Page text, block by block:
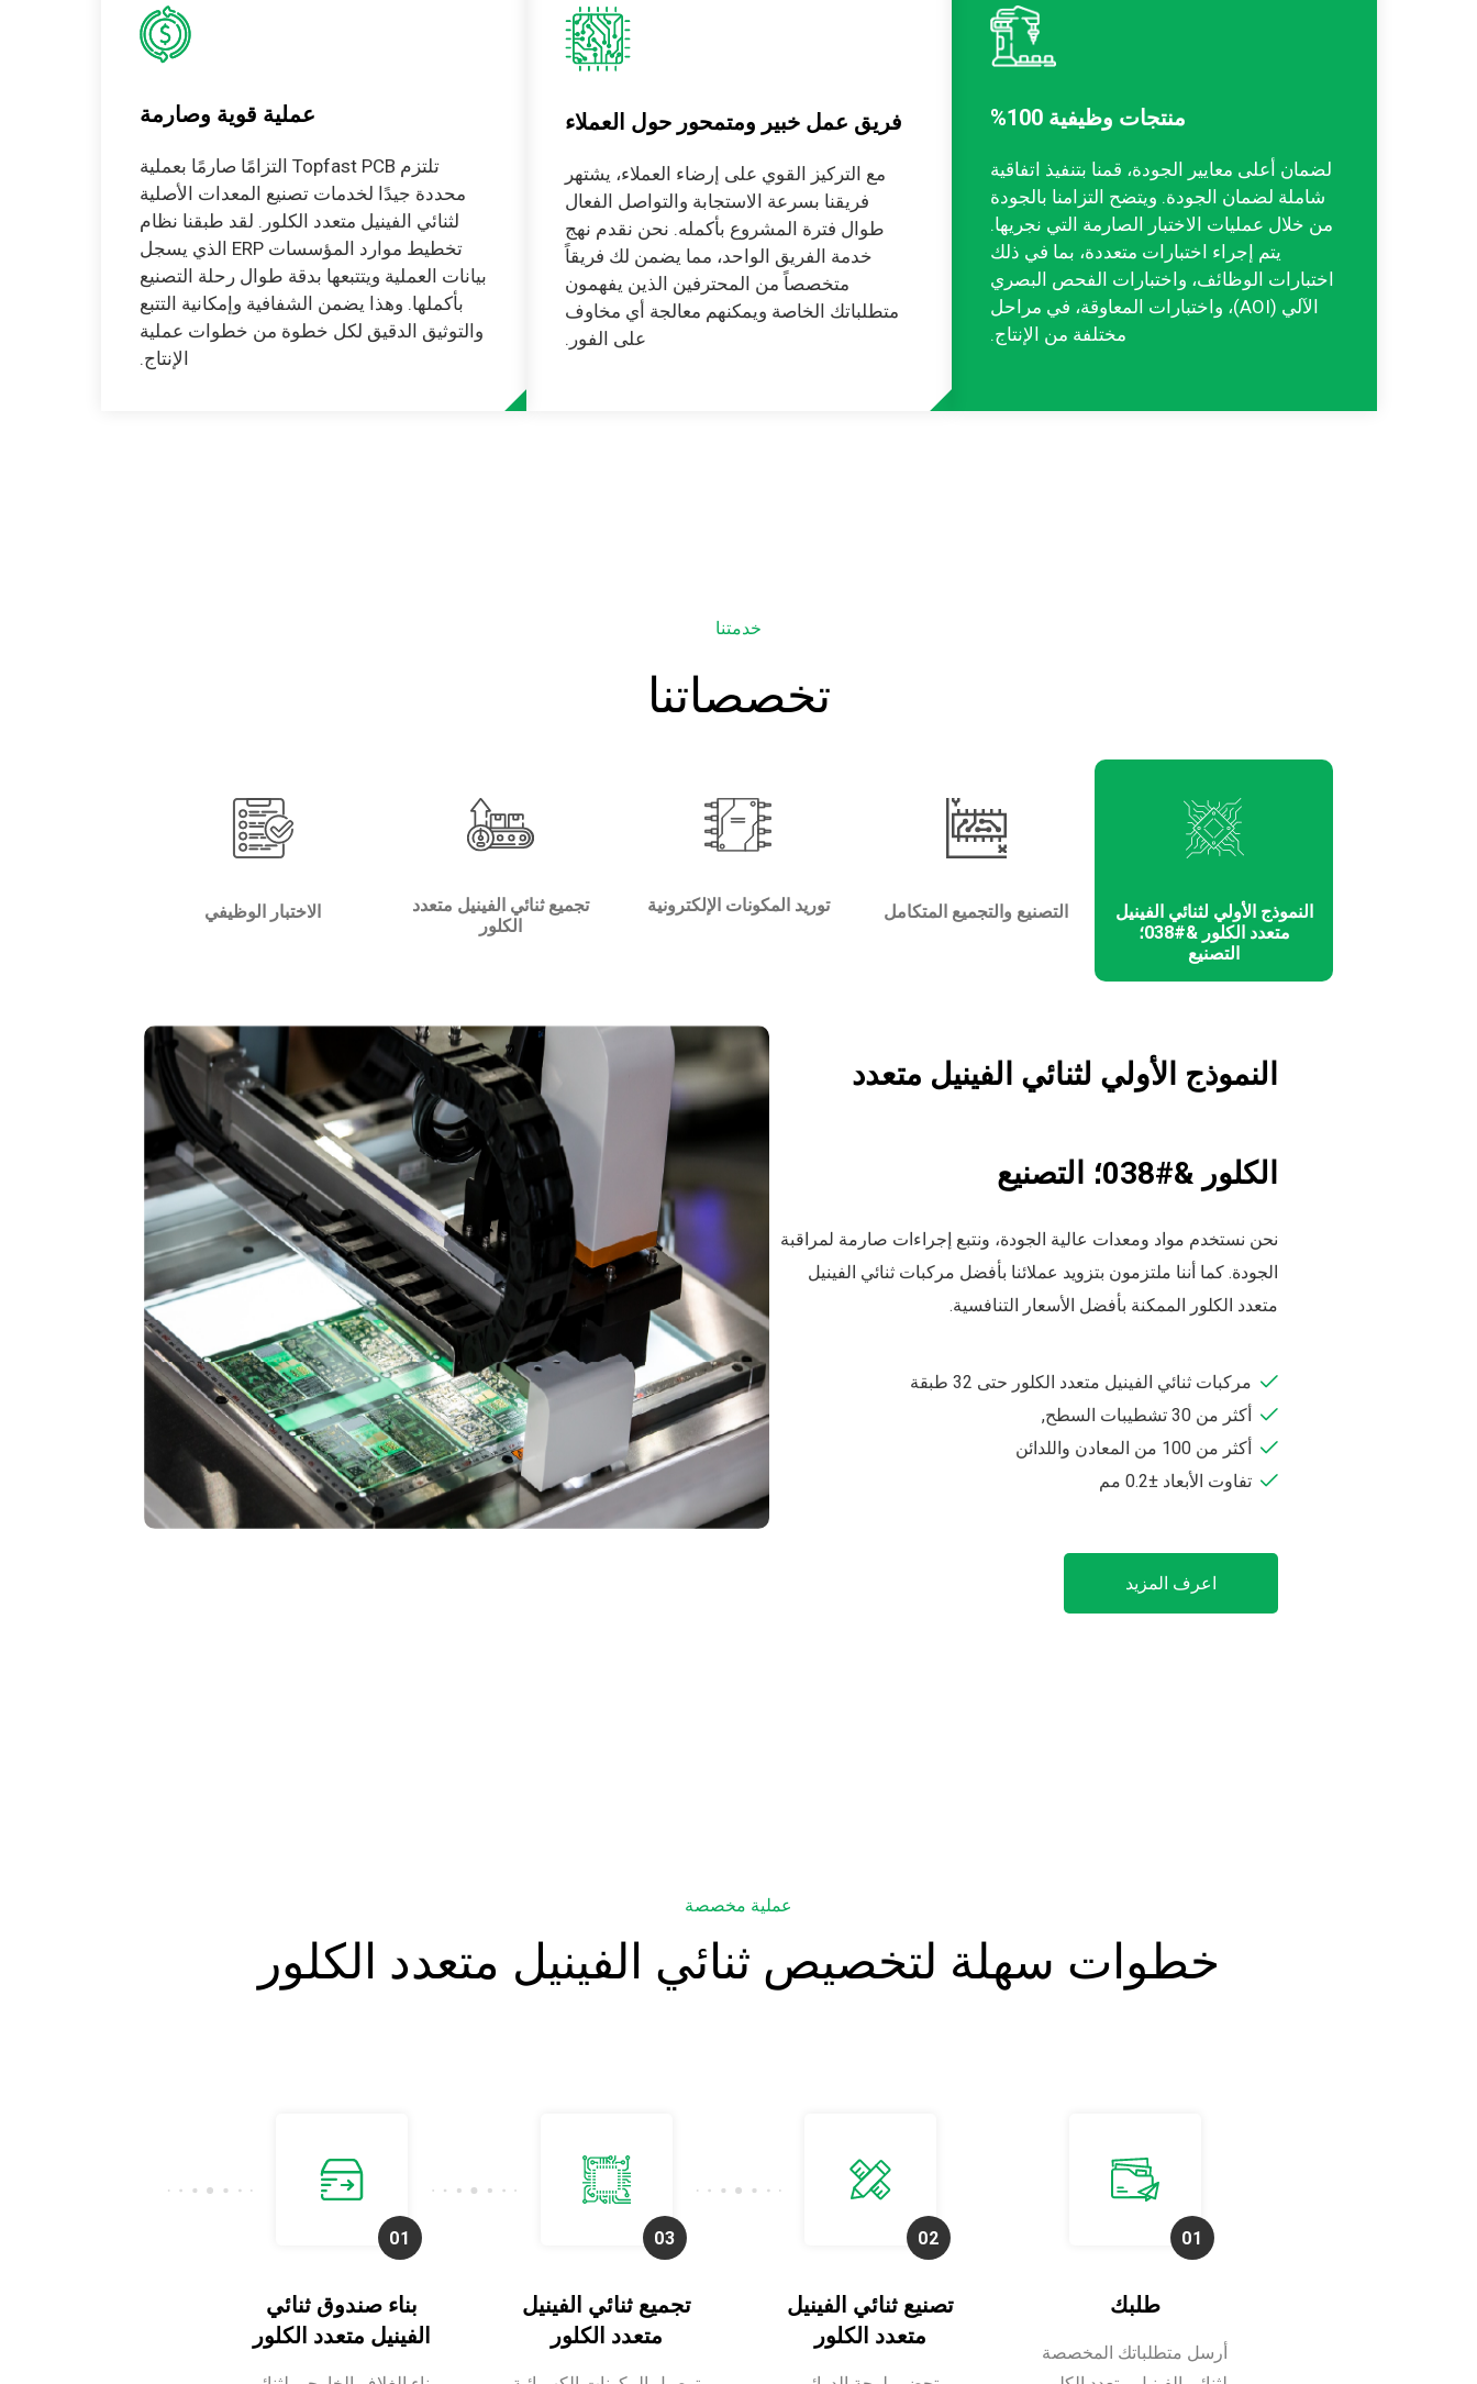
منتجات وظيفية 100%
لضمان أعلى معايير الجودة، قمنا بتنفيذ اتفاقية
شاملة لضمان الجودة. ويتضح التزامنا بالجودة
من خلال عمليات الاختبار الصارمة التي نجريها.
يتم إجراء اختبارات متعددة، بما في ذلك
اختبارات الوظائف، واختبارات الفحص البصري
الآلي (AOI)، واختبارات المعاوقة، في مراحل
مختلفة من الإنتاج.
فريق عمل خبير ومتمحور حول العملاء
مع التركيز القوي على إرضاء العملاء، يشتهر
فريقنا بسرعة الاستجابة والتواصل الفعال
طوال فترة المشروع بأكمله. نحن نقدم نهج
خدمة الفريق الواحد، مما يضمن لك فريقاً
متخصصاً من المحترفين الذين يفهمون
متطلباتك الخاصة ويمكنهم معالجة أي مخاوف
على الفور.
عملية قوية وصارمة
تلتزم Topfast PCB التزامًا صارمًا بعملية
محددة جيدًا لخدمات تصنيع المعدات الأصلية
لثنائي الفينيل متعدد الكلور. لقد طبقنا نظام
تخطيط موارد المؤسسات ERP الذي يسجل
بيانات العملية ويتتبعها بدقة طوال رحلة التصنيع
بأكملها. وهذا يضمن الشفافية وإمكانية التتبع
والتوثيق الدقيق لكل خطوة من خطوات عملية
الإنتاج.
خدمتنا
تخصصاتنا
النموذج الأولي لثنائي الفينيل
متعدد الكلور &#038؛
التصنيع
التصنيع والتجميع المتكامل توريد المكونات الإلكترونية
تجميع ثنائي الفينيل متعدد
الكلور
الاختبار الوظيفي
النموذج الأولي لثنائي الفينيل متعدد
الكلور &#038؛ التصنيع
نحن نستخدم مواد ومعدات عالية الجودة، ونتبع إجراءات صارمة لمراقبة
الجودة. كما أننا ملتزمون بتزويد عملائنا بأفضل مركبات ثنائي الفينيل
متعدد الكلور الممكنة بأفضل الأسعار التنافسية.
مركبات ثنائي الفينيل متعدد الكلور حتى 32 طبقة
أكثر من 30 تشطيبات السطح,
أكثر من 100 من المعادن واللدائن
تفاوت الأبعاد ±0.2 مم
اعرف المزيد
عملية مخصصة
خطوات سهلة لتخصيص ثنائي الفينيل متعدد الكلور
طلبك
أرسل متطلباتك المخصصة
تصنيع ثنائي الفينيل
متعدد الكلور
تجميع ثنائي الفينيل
متعدد الكلور
بناء صندوق ثنائي
الفينيل متعدد الكلور